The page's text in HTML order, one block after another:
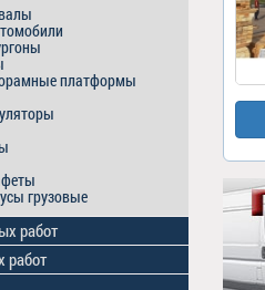
платформы
грузовые
работ
работ